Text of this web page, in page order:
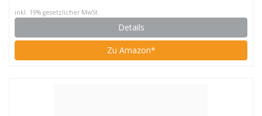
inkl. 19% gesetzlicher MwSt.
Details
Zu Amazon*